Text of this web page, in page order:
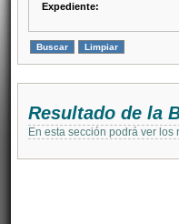
Expediente:
Resultado de la
En esta sección podrá ver